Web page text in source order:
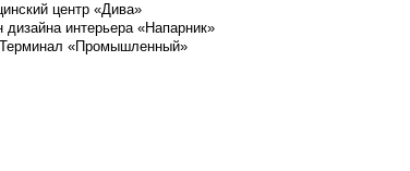
центр «Дива»
интерьера «Напарник»
«Промышленный»